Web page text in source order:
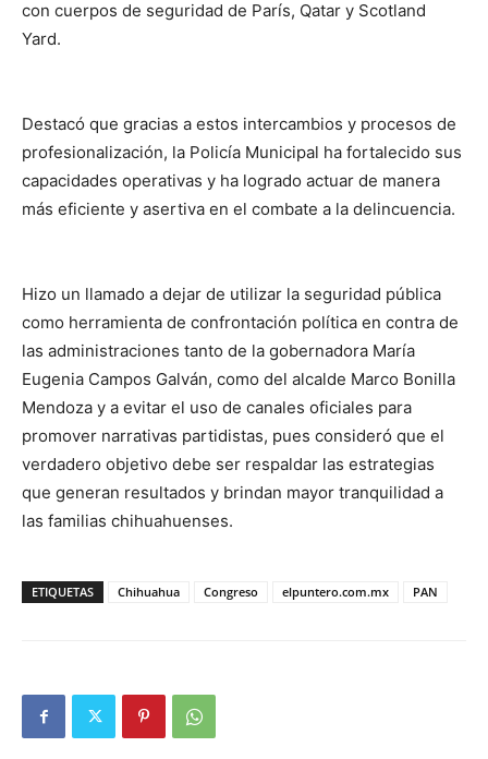
con cuerpos de seguridad de París, Qatar y Scotland
Yard.
Destacó que gracias a estos intercambios y procesos de
profesionalización, la Policía Municipal ha fortalecido sus
capacidades operativas y ha logrado actuar de manera
más eficiente y asertiva en el combate a la delincuencia.
Hizo un llamado a dejar de utilizar la seguridad pública
como herramienta de confrontación política en contra de
las administraciones tanto de la gobernadora María
Eugenia Campos Galván, como del alcalde Marco Bonilla
Mendoza y a evitar el uso de canales oficiales para
promover narrativas partidistas, pues consideró que el
verdadero objetivo debe ser respaldar las estrategias
que generan resultados y brindan mayor tranquilidad a
las familias chihuahuenses.
ETIQUETAS Chihuahua Congreso elpuntero.com.mx PAN